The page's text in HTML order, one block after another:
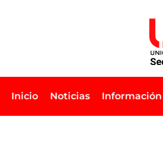
Inicio Noticias Información